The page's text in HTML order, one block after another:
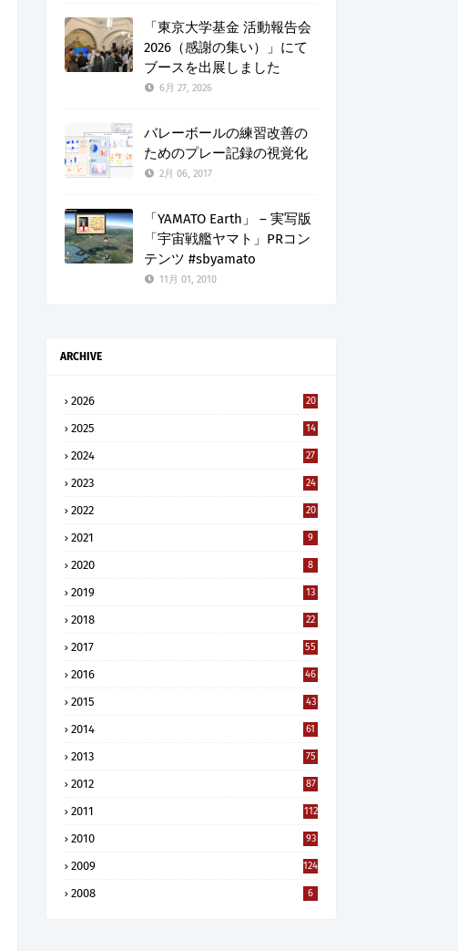
「東京大学基金 活動報告会
2026（感謝の集い）」にて
ブースを出展しました
6月 27, 2026
バレーボールの練習改善の
ためのプレー記録の視覚化
2月 06, 2017
「YAMATO Earth」 – 実写版
「宇宙戦艦ヤマト」PRコン
テンツ #sbyamato
11月 01, 2010
ARCHIVE
2026 20
2025 14
2024 27
2023 24
2022 20
2021 9
2020 8
2019 13
2018 22
2017 55
2016 46
2015 43
2014 61
2013 75
2012 87
2011 112
2010 93
2009 124
2008 6